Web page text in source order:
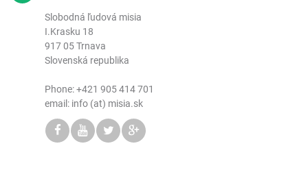
Slobodná ľudová misia
I.Krasku 18
917 05 Trnava
Slovenská republika
Phone:+421 905 414 701
email: info (at) misia.sk